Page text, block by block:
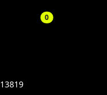
0aantal